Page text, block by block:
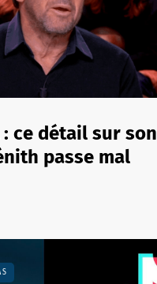
ce détail sur son
passe mal